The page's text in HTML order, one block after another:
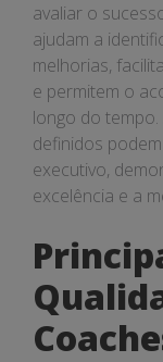
avaliar o
ajudam a
melhorias,
e permitem o
longo do tempo.
definidos
executivo,
excelência e a